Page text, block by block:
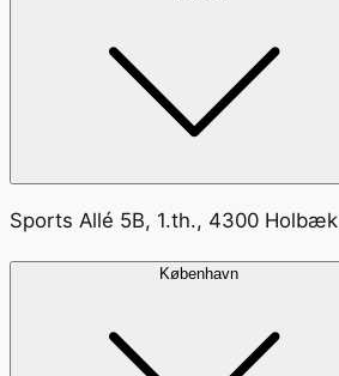
Sports Allé 5B, 1.th., 4300 Holbæk
København